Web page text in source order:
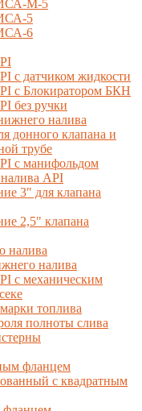
М-5
5
6
с датчиком жидкости
с Блокиратором БКН
без ручки
налива
донного клапана и
трубе
с манифольдом
API
3" для клапана
2,5" клапана
налива
налива
с механическим
топлива
полноты слива
фланцем
с квадратным